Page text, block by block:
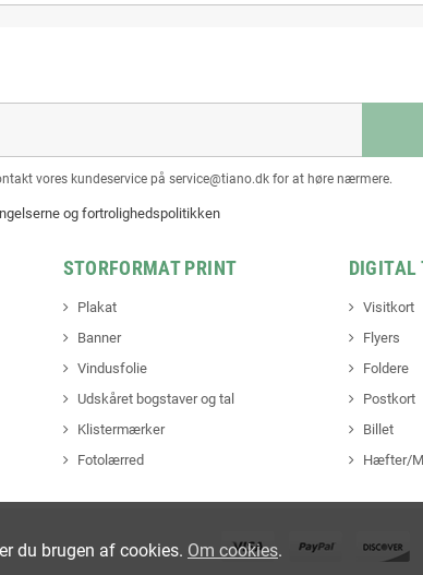
vores kundeservice på service@tiano.dk for at høre nærmere.
og fortrolighedspolitikken
STORFORMAT PRINT
Plakat
Banner
Vindusfolie
Udskåret bogstaver og tal
Klistermærker
Fotolærred
DIGITAL
Visitkort
Flyers
Foldere
Postkort
Billet
Hæfter/
du brugen af cookies. Om cookies.